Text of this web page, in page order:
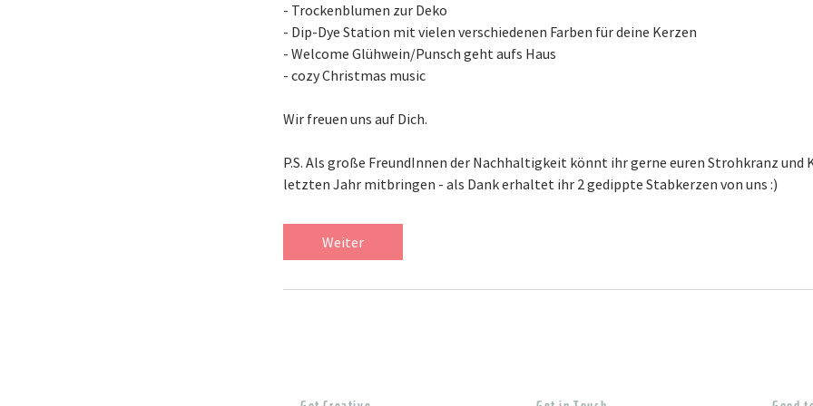
- Trockenblumen zur Deko
- Dip-Dye Station mit vielen verschiedenen Farben für deine Kerzen
- Welcome Glühwein/Punsch geht aufs Haus
- cozy Christmas music
Wir freuen uns auf Dich.
P.S. Als große FreundInnen der Nachhaltigkeit könnt ihr gerne euren Strohkranz und
Weiter